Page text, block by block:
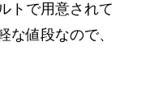
トで用意されて
な値段なので、